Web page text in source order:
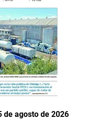
de agosto de 2026